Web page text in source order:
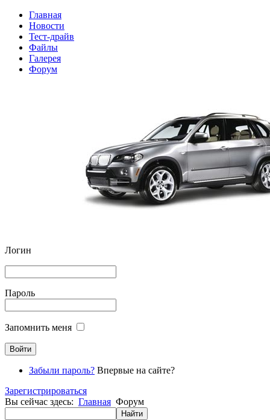
Главная
Новости
Тест-драйв
Файлы
Галерея
Форум
Логин
Пароль
Запомнить меня
Забыли пароль? Впервые на сайте?
Зарегистрироваться
Вы сейчас здесь: Главная Форум